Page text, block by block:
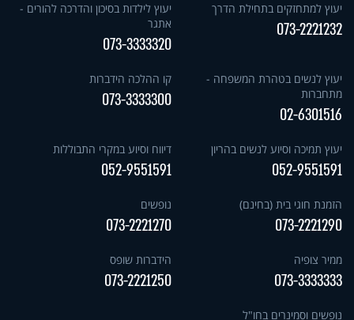
יעוץ למתחזקים בתחילת הדרך
073-2221232
יעוץ לילדות בסיכון והדרכה להורים -
אתגר
073-3333320
יעוץ לנשים בטהרת המשפחה -
מתחברות
02-6301516
קו ההלכה הידברות
073-3333300
יעוץ תמיכה וסיוע לנשים בהריון
052-9551591
דיווח וסיוע במקרי התבוללות
052-9551591
הזמנת חוגי בית (בחינם)
073-2221290
נופשים
073-2221270
ממיר צופיה
073-3333333
הידברות שופס
073-2221250
נופשים וסמינרים בחו"ל